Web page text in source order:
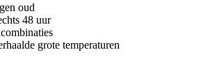
oud
48 uur
grote temperaturen